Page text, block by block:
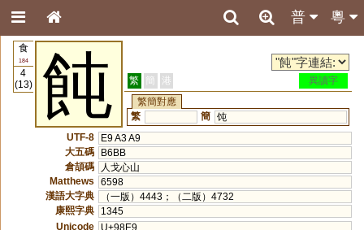
粵
普
食
184
4
(13)
飩 繁 簡 港
異讀字
繁簡對應
繁
簡 饨
UTF-8
E9 A3 A9
大五碼
B6BB
倉頡碼
人戈心山
Matthews
6598
漢語大字典
（一版）4443；（二版）4732
康熙字典
1345
Unicode
U+98E9